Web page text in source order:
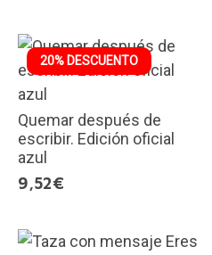
20% DESCUENTO
Quemar después de
escribir. Edición oficial
azul
9,52€